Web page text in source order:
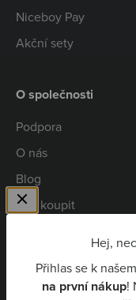
Hej,
Přihlas se k
na první nákup!
Niceboy Pay
Akční sety
O společnosti
Podpora
O nás
Blog
Kde koupit
Niceboy Pay